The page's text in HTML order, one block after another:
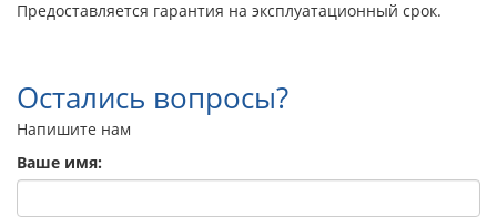
Предоставляется гарантия на эксплуатационный срок.
Остались вопросы?
Напишите нам
Ваше имя: